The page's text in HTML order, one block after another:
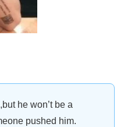
but he won’t be a
pushed him.